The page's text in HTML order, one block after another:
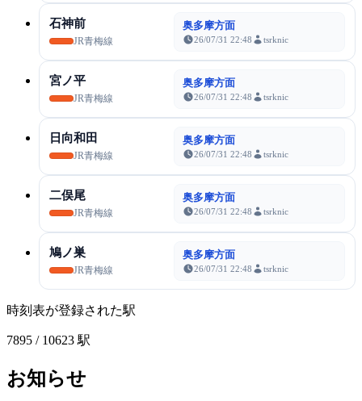
石神前
JR青梅線
奥多摩方面
26/07/31 22:48 tsrknic
宮ノ平
JR青梅線
奥多摩方面
26/07/31 22:48 tsrknic
日向和田
JR青梅線
奥多摩方面
26/07/31 22:48 tsrknic
二俣尾
JR青梅線
奥多摩方面
26/07/31 22:48 tsrknic
鳩ノ巣
JR青梅線
奥多摩方面
26/07/31 22:48 tsrknic
時刻表が登録された駅
7895 / 10623 駅
お知らせ